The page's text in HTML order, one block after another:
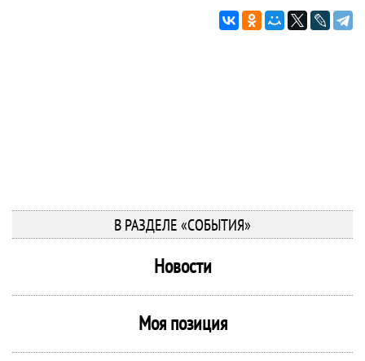
В РАЗДЕЛЕ «СОБЫТИЯ»
Новости
Моя позиция